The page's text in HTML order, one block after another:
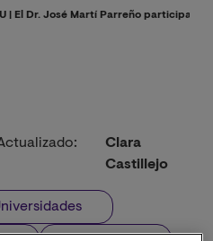
| El Dr. José Martí Parreño participa
Clara
Castillejo